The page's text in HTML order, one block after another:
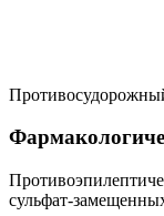
сульфат-